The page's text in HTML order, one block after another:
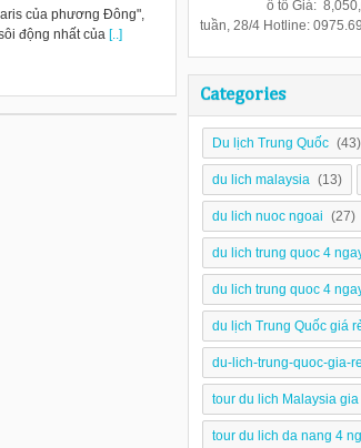
của phương Đông",
động nhất của [..]
ô tô Giá:
tuần, 28/4 Hotline:
Categories
Du lịch Trung Quốc (43)
du lich malaysia (13)
du lich nuoc ngoai (27)
du lich trung quoc 4
du lich trung quoc 4
du lịch Trung Quốc giá
du-lich-trung-quoc-gia-re
tour du lich Malaysia gia
tour du lich da nang 4